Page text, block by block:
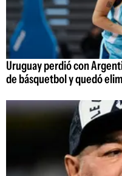
Uruguay perdió con
de básquetbol y quedó